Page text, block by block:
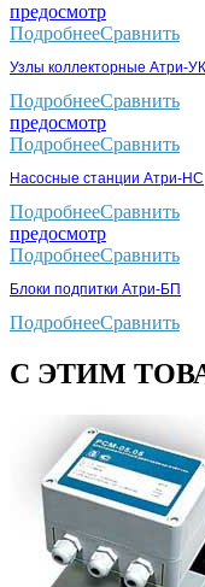
предосмотр
ПодробнееСравнить
Узлы коллекторные Атри-УК
ПодробнееСравнить
предосмотр
ПодробнееСравнить
Насосные станции Атри-НС
ПодробнееСравнить
предосмотр
ПодробнееСравнить
Блоки подпитки Атри-БП
ПодробнееСравнить
С ЭТИМ